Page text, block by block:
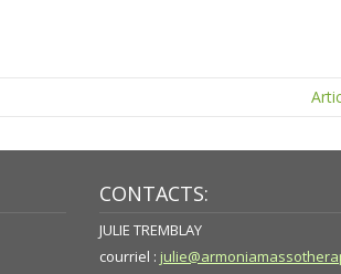
CONTACTS:
JULIE TREMBLAY
courriel :